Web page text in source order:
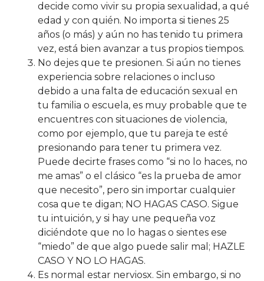
decide como vivir su propia sexualidad, a qué
edad y con quién. No importa si tienes 25
años (o más) y aún no has tenido tu primera
vez, está bien avanzar a tus propios tiempos.
No dejes que te presionen. Si aún no tienes
experiencia sobre relaciones o incluso
debido a una falta de educación sexual en
tu familia o escuela, es muy probable que te
encuentres con situaciones de violencia,
como por ejemplo, que tu pareja te esté
presionando para tener tu primera vez.
Puede decirte frases como “si no lo haces, no
me amas” o el clásico “es la prueba de amor
que necesito”, pero sin importar cualquier
cosa que te digan; NO HAGAS CASO. Sigue
tu intuición, y si hay une pequeña voz
diciéndote que no lo hagas o sientes ese
“miedo” de que algo puede salir mal; HAZLE
CASO Y NO LO HAGAS.
Es normal estar nerviosx. Sin embargo, si no